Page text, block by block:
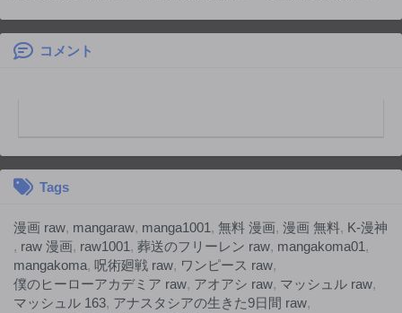
コメント
Tags
漫画 raw, mangaraw, manga1001 , 無料 漫画, 漫画 無料, K-漫神
, raw 漫画, raw1001 , 葬送のフリーレン raw, mangakoma01 ,
mangakoma, 呪術廻戦 raw, ワンピース raw,
僕のヒーローアカデミア raw, アオアシ raw, マッシュル raw,
マッシュル 163, アナスタシアの生きた9日間 raw,